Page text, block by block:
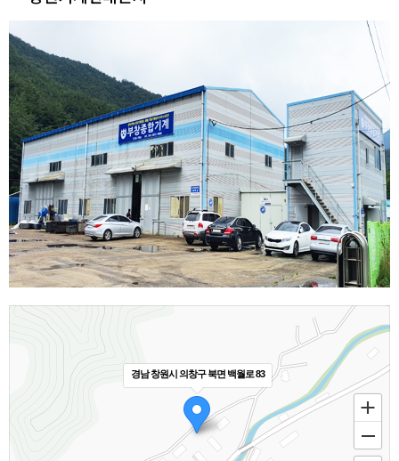
경남 창원시 의창구 북면 백월로 83